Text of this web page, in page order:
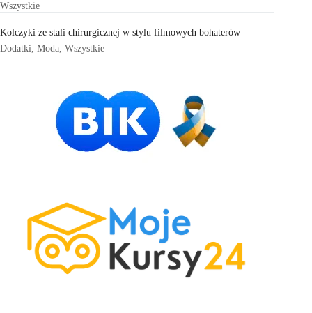
Wszystkie
Kolczyki ze stali chirurgicznej w stylu filmowych bohaterów
Dodatki, Moda, Wszystkie